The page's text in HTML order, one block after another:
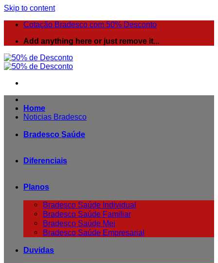
Skip to content
Cotação Bradesco com 50% Desconto
Add anything here or just remove it...
Noticias Bradesco
Home
Bradesco Saúde
Diferenciais
Planos
Bradesco Saúde Individual
Bradesco Saúde Familiar
Bradesco Saúde Mei
Bradesco Saúde Empresarial
Duvidas